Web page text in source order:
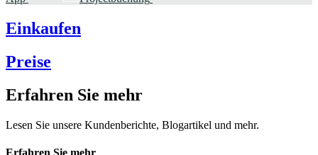
Einkaufen
Preise
Erfahren Sie mehr
Lesen Sie unsere Kundenberichte, Blogartikel und mehr.